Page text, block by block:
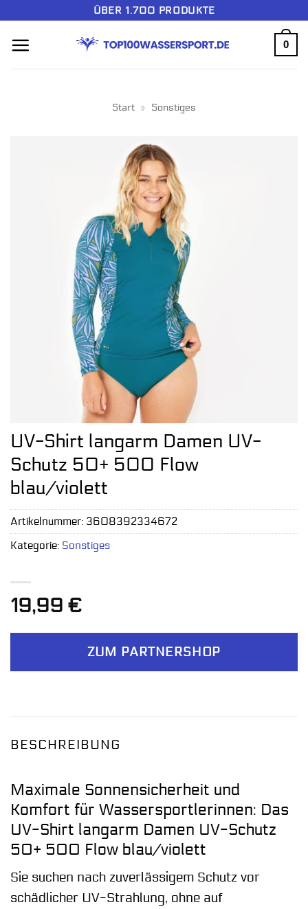
springen
ÜBER 1.700 PRODUKTE
0
Start » Sonstiges
UV-Shirt langarm Damen UV-
Schutz 50+ 500 Flow
blau/violett
19,99 €
ZUM PARTNERSHOP
Artikelnummer: 3608392334672
Kategorie: Sonstiges
BESCHREIBUNG
Maximale Sonnensicherheit und
Komfort für Wassersportlerinnen: Das
UV-Shirt langarm Damen UV-Schutz
50+ 500 Flow blau/violett
Sie suchen nach zuverlässigem Schutz vor
schädlicher UV-Strahlung, ohne auf